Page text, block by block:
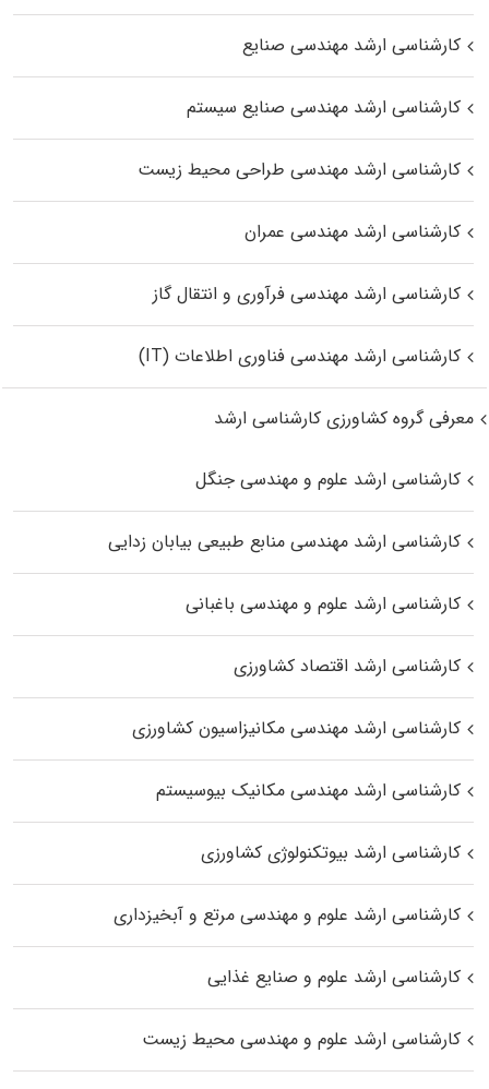
کارشناسی ارشد مهندسی صنایع
کارشناسی ارشد مهندسی صنایع سیستم
کارشناسی ارشد مهندسی طراحی محیط زیست
کارشناسی ارشد مهندسی عمران
کارشناسی ارشد مهندسی فرآوری و انتقال گاز
کارشناسی ارشد مهندسی فناوری اطلاعات (IT)
معرفی گروه کشاورزی کارشناسی ارشد
کارشناسی ارشد علوم و مهندسی جنگل
کارشناسی ارشد مهندسی منابع طبیعی بیابان زدایی
کارشناسی ارشد علوم و مهندسی باغبانی
کارشناسی ارشد اقتصاد کشاورزی
کارشناسی ارشد مهندسی مکانیزاسیون کشاورزی
کارشناسی ارشد مهندسی مکانیک بیوسیستم
کارشناسی ارشد بیوتکنولوژی کشاورزی
کارشناسی ارشد علوم و مهندسی مرتع و آبخیزداری
کارشناسی ارشد علوم و صنایع غذایی
کارشناسی ارشد علوم و مهندسی محیط زیست